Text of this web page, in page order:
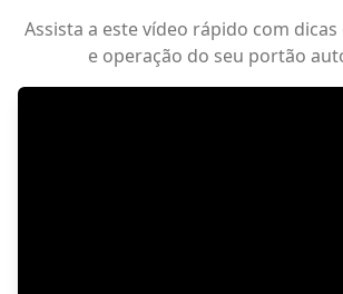
Assista a este vídeo rápido com
e operação do seu portão